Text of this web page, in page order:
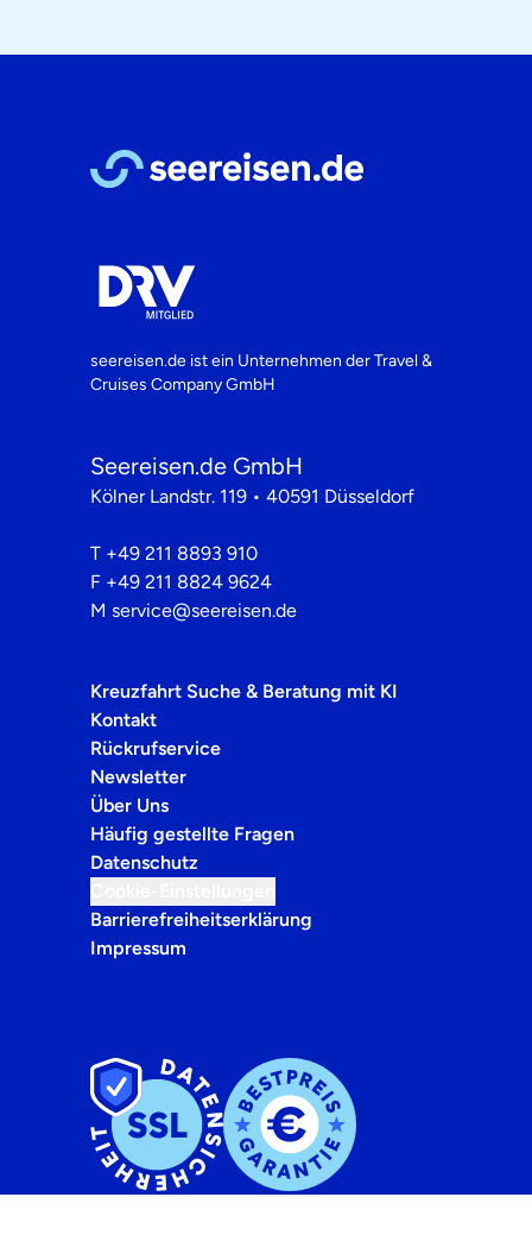
seereisen.de ist ein Unternehmen derTravel &
Cruises Company GmbH
Seereisen.de GmbH
Kölner Landstr. 119 • 40591 Düsseldorf
T +49 211 8893 910
F +49 211 8824 9624
M service@seereisen.de
Kreuzfahrt Suche & Beratung mit KI
Kontakt
Rückrufservice
Newsletter
Über Uns
Häufig gestellte Fragen
Datenschutz
Barrierefreiheitserklärung
Impressum